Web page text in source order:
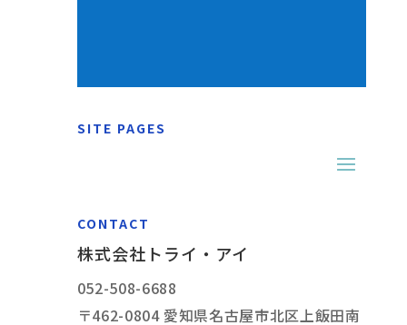
SITE PAGES
CONTACT
株式会社トライ・アイ
052-508-6688
〒462-0804 愛知県名古屋市北区上飯田南